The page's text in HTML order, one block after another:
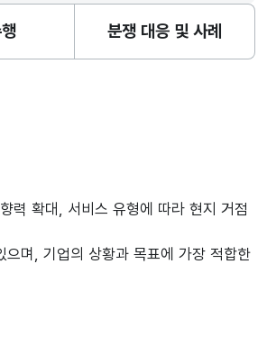
분쟁 대응 및 사례
력 확대, 서비스 유형에 따라 현지 거점
며, 기업의 상황과 목표에 가장 적합한